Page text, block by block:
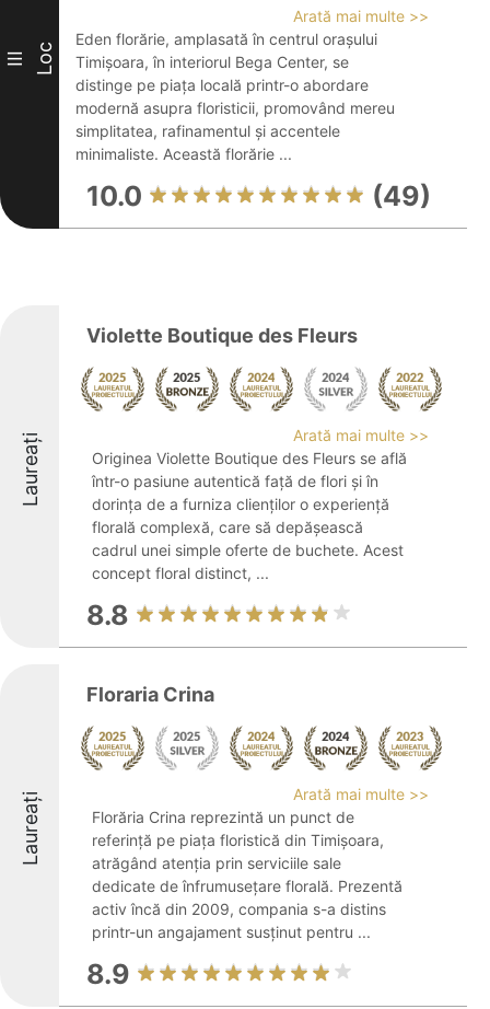
III Loc
Arată mai multe >>
Eden florărie, amplasată în centrul orașului
Timișoara, în interiorul Bega Center, se
distinge pe piața locală printr-o abordare
modernă asupra floristicii, promovând mereu
simplitatea, rafinamentul și accentele
minimaliste. Această florărie ...
10.0 (49)
Laureați
Violette Boutique des Fleurs
Arată mai multe >>
Originea Violette Boutique des Fleurs se află
într-o pasiune autentică față de flori și în
dorința de a furniza clienților o experiență
florală complexă, care să depășească
cadrul unei simple oferte de buchete. Acest
concept floral distinct, ...
8.8
Laureați
Floraria Crina
Arată mai multe >>
Florăria Crina reprezintă un punct de
referință pe piața floristică din Timișoara,
atrăgând atenția prin serviciile sale
dedicate de înfrumusețare florală. Prezentă
activ încă din 2009, compania s-a distins
printr-un angajament susținut pentru ...
8.9